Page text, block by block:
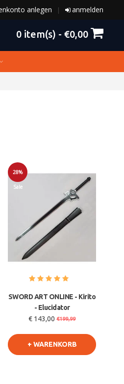
anmelden
|
anlegen
0 item(s) - €0,00
28%
Sale
SWORD ART ONLINE - Kirito
- Elucidator
€ 143,00 €199,99
+ WARENKORB